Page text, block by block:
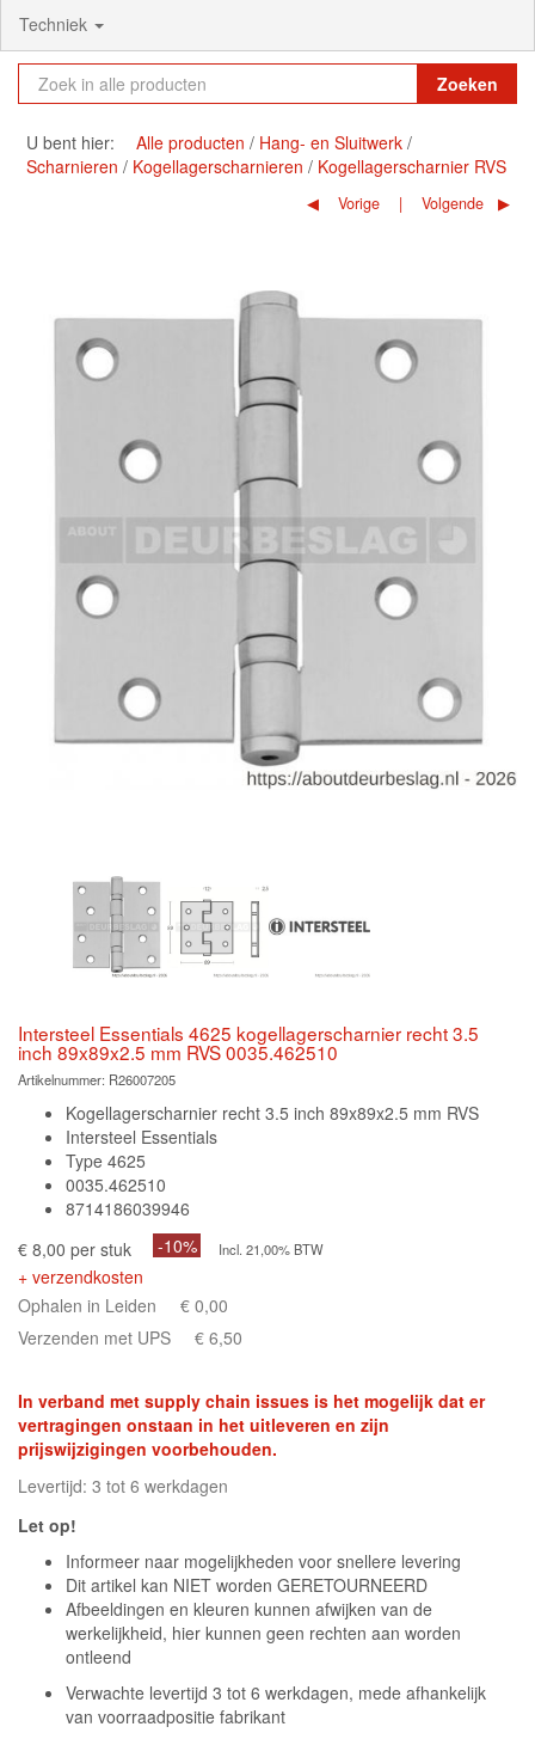
Techniek
Zoeken
U bent hier: Alle producten
Hang- en Sluitwerk
Scharnieren
Kogellagerscharnieren Kogellagerscharnier RVS
Vorige Volgende
Intersteel Essentials 4625 kogellagerscharnier recht 3.5
inch 89x89x2.5 mm RVS 0035.462510
Artikelnummer: R26007205
Kogellagerscharnier recht 3.5 inch 89x89x2.5 mm RVS
Intersteel Essentials
Type 4625
0035.462510
8714186039946
€ 8,00 per stuk
-10% Incl. 21,00% BTW
+ verzendkosten
Ophalen in Leiden
€ 0,00
Verzenden met UPS
€ 6,50
In verband met supply chain issues is het mogelijk dat er
vertragingen onstaan in het uitleveren en zijn
prijswijzigingen voorbehouden.
Levertijd: 3 tot 6 werkdagen
Let op!
Informeer naar mogelijkheden voor snellere levering
Dit artikel kan NIET worden GERETOURNEERD
Afbeeldingen en kleuren kunnen afwijken van de
werkelijkheid, hier kunnen geen rechten aan worden
ontleend
Verwachte levertijd 3 tot 6 werkdagen, mede afhankelijk
van voorraadpositie fabrikant